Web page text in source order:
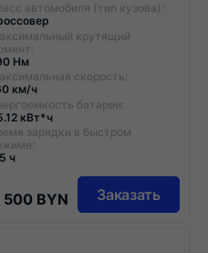
автомобиля (тип кузова):
крутящий
Нм
скорость:
км/ч
батареи:
кВт*ч
зарядки в быстром
ч
BYN Заказать